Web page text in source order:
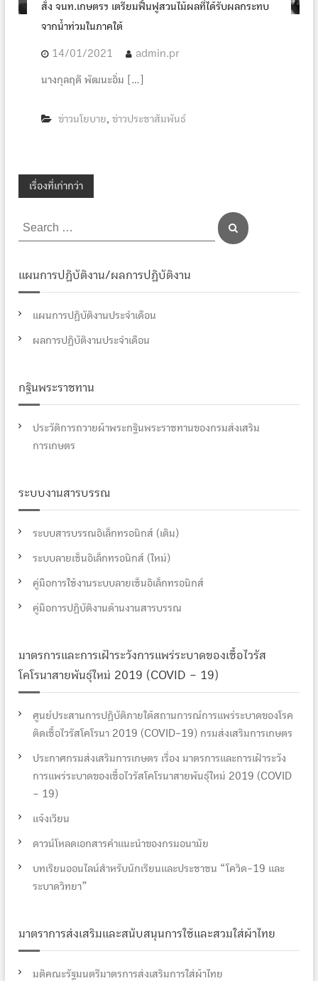
สั่ง จนท.เกษตรฯ เตรียมฟื้นฟูสวนไม้ผลที่ได้รับผลกระทบ
จากน้ำท่วมในภาคใต้
14/01/2021 admin.pr
นางกุลฤดี พัฒนะอิ่ม […]
ข่าวนโยบาย, ข่าวประชาสัมพันธ์
น
แ
เ
รื่
ง
เรื่องที่เก่ากว่า
S
e
r
c
h
o
S
a
แผนการปฏิบัติงาน/ผลการปฏิบัติงาน
แผนการปฏิบัติงานประจำเดือน
ผลการปฏิบัติงานประจำเดือน
กฐินพระราชทาน
ประวัติการถวายผ้าพระกฐินพระราชทานของกรมส่งเสริม
การเกษตร
ระบบงานสารบรรณ
ระบบสารบรรณอิเล็กทรอนิกส์ (เดิม)
ระบบลายเซ็นอิเล็กทรอนิกส์ (ใหม่)
คู่มือการใช้งานระบบลายเซ็นอิเล็กทรอนิกส์
คู่มือการปฏิบัติงานด้านงานสารบรรณ
มาตรการและการเฝ้าระวังการแพร่ระบาดของเชื้อไวรัส
โคโรนาสายพันธุ์ใหม่ 2019 (COVID – 19)
ศูนย์ประสานการปฏิบัติภายใต้สถานการณ์การแพร่ระบาดของโรค
ติดเชื้อไวรัสโคโรนา 2019 (COVID-19) กรมส่งเสริมการเกษตร
ประกาศกรมส่งเสริมการเกษตร เรื่อง มาตรการและการเฝ้าระวัง
การแพร่ระบาดของเชื้อไวรัสโคโรนาสายพันธุ์ใหม่ 2019 (COVID
– 19)
แจ้งเวียน
ดาวน์โหลดเอกสารคำแนะนำของกรมอนามัย
บทเรียนออนไลน์สำหรับนักเรียนและประชาชน “โควิด-19 และ
ระบาดวิทยา”
มาตราการส่งเสริมและสนับสนุนการใช้และสวมใส่ผ้าไทย
มติคณะรัฐมนตรีมาตรการส่งเสริมการใส่ผ้าไทย